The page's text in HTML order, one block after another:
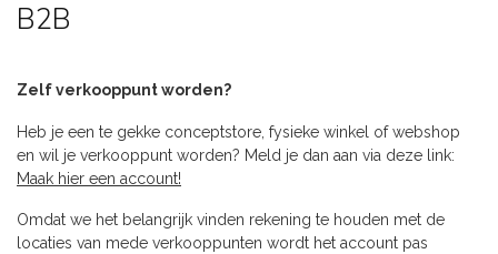
B2B
Zelf verkooppunt worden?
Heb je een te gekke conceptstore, fysieke winkel of webshop
en wil je verkooppunt worden? Meld je dan aan via deze link:
Maak hier een account!
Omdat we het belangrijk vinden rekening te houden met de
locaties van mede verkooppunten wordt het account pas